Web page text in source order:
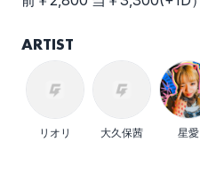
ARTIST
リオリ 大久保茜 星愛